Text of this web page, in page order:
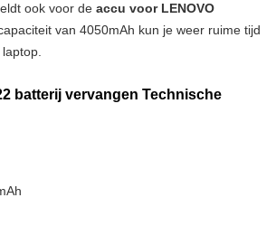
ook voor de accu voor LENOVO
van 4050mAh kun je weer ruime tijd
batterij vervangen Technische